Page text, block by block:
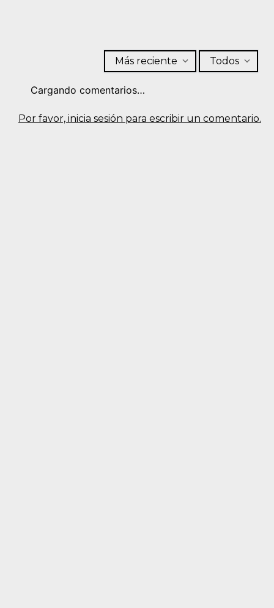
Por favor, inicia sesión para escribir un comentario.
Más reciente Todos
Cargando comentarios…